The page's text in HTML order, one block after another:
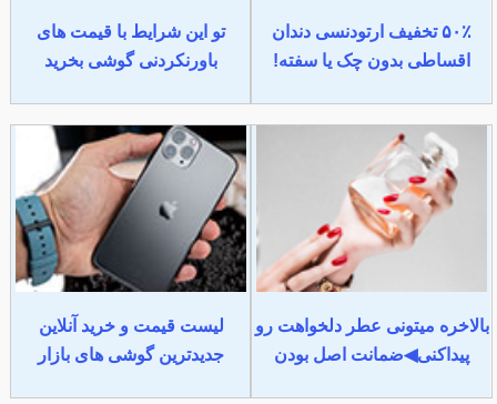
۵۰٪ تخفیف ارتودنسی دندان
اقساطی بدون چک یا سفته!
تو این شرایط با قیمت های
باورنکردنی گوشی بخرید
بالاخره میتونی عطر دلخواهت رو
پیداکنی◀ضمانت اصل بودن
لیست قیمت و خرید آنلاین
جدیدترین گوشی های بازار